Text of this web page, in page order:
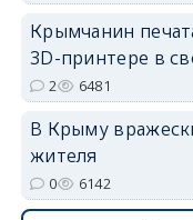
Крымчанин
3D-принтере в
2 6481
В Крыму
жителя
0 6142